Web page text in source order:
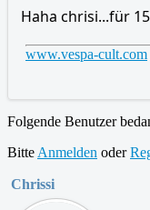
Haha chrisi...für
www.vespa-cult.com
Folgende Benutzer
Bitte Anmelden oder
Chrissi